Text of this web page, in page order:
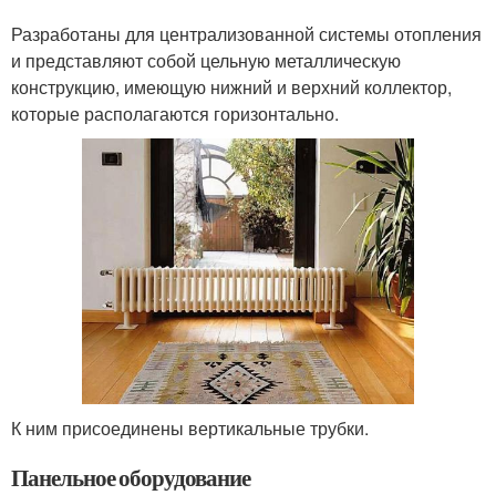
Разработаны для централизованной системы отопления
и представляют собой цельную металлическую
конструкцию, имеющую нижний и верхний коллектор,
которые располагаются горизонтально.
К ним присоединены вертикальные трубки.
Панельное оборудование